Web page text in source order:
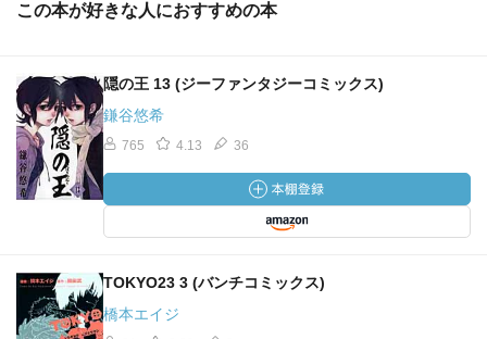
この本が好きな人におすすめの本
隠の王 13 (ジーファンタジーコミックス)
鎌谷悠希
765 4.13 36
TOKYO23 3 (バンチコミックス)
橋本エイジ